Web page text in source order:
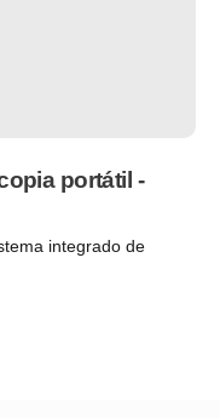
portátil -
integrado de